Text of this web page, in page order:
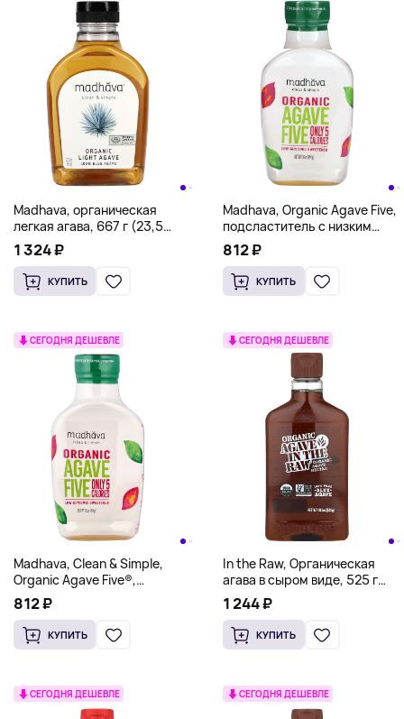
Madhava, органическая
легкая агава, 667 г (23,5
унции)
1 324 ₽
КУПИТЬ
Madhava, Organic Agave Five,
подсластитель с низким
гликемическим индексом,
454 г (16 унций)
812 ₽
КУПИТЬ
СЕГОДНЯ ДЕШЕВЛЕ
Madhava, Clean & Simple,
Organic Agave Five®,
подсластитель с низким
гликемическим индексом,
454 г (16 унций)
812 ₽
КУПИТЬ
СЕГОДНЯ ДЕШЕВЛЕ
In the Raw, Органическая
агава в сыром виде, 525 г
(18,5 унции)
1 244 ₽
КУПИТЬ
СЕГОДНЯ ДЕШЕВЛЕ СЕГОДНЯ ДЕШЕВЛЕ